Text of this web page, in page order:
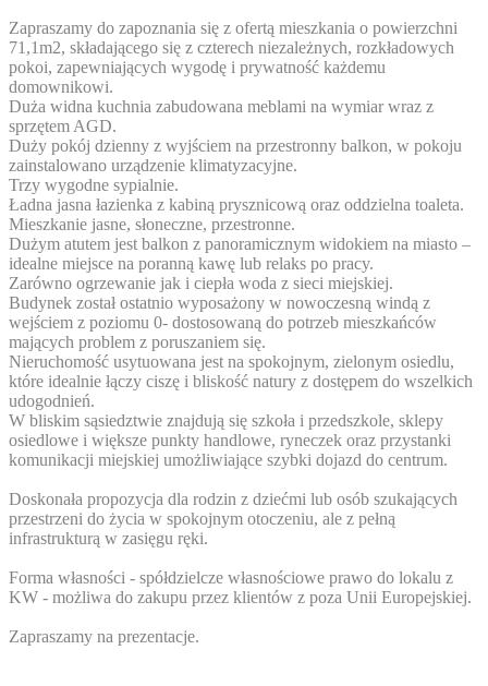
Zapraszamy do zapoznania się z ofertą mieszkania o powierzchni
71,1m2, składającego się z czterech niezależnych, rozkładowych
pokoi, zapewniających wygodę i prywatność każdemu
domownikowi.
Duża widna kuchnia zabudowana meblami na wymiar wraz z
sprzętem AGD.
Duży pokój dzienny z wyjściem na przestronny balkon, w pokoju
zainstalowano urządzenie klimatyzacyjne.
Trzy wygodne sypialnie.
Ładna jasna łazienka z kabiną prysznicową oraz oddzielna toaleta.
Mieszkanie jasne, słoneczne, przestronne.
Dużym atutem jest balkon z panoramicznym widokiem na miasto –
idealne miejsce na poranną kawę lub relaks po pracy.
Zarówno ogrzewanie jak i ciepła woda z sieci miejskiej.
Budynek został ostatnio wyposażony w nowoczesną windą z
wejściem z poziomu 0- dostosowaną do potrzeb mieszkańców
mających problem z poruszaniem się.
Nieruchomość usytuowana jest na spokojnym, zielonym osiedlu,
które idealnie łączy ciszę i bliskość natury z dostępem do wszelkich
udogodnień.
W bliskim sąsiedztwie znajdują się szkoła i przedszkole, sklepy
osiedlowe i większe punkty handlowe, ryneczek oraz przystanki
komunikacji miejskiej umożliwiające szybki dojazd do centrum.
Doskonała propozycja dla rodzin z dziećmi lub osób szukających
przestrzeni do życia w spokojnym otoczeniu, ale z pełną
infrastrukturą w zasięgu ręki.
Forma własności - spółdzielcze własnościowe prawo do lokalu z
KW - możliwa do zakupu przez klientów z poza Unii Europejskiej.
Zapraszamy na prezentacje.